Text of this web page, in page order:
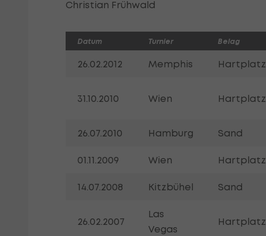
Christian Frühwald
Datum Turnier Belag
26.02.2012 Memphis Hartplatz
31.10.2010 Wien Hartplatz
26.07.2010 Hamburg Sand
01.11.2009 Wien Hartplatz
14.07.2008 Kitzbühel Sand
26.02.2007
Las
Vegas
Hartplatz